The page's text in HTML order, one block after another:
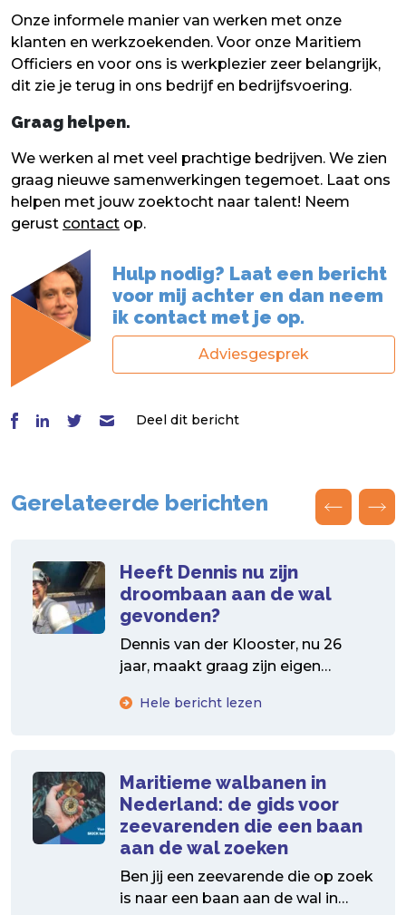
Onze informele manier van werken met onze
klanten en werkzoekenden. Voor onze Maritiem
Officiers en voor ons is werkplezier zeer belangrijk,
dit zie je terug in ons bedrijf en bedrijfsvoering.
Graag helpen.
We werken al met veel prachtige bedrijven. We zien
graag nieuwe samenwerkingen tegemoet. Laat ons
helpen met jouw zoektocht naar talent! Neem
gerust contact op.
Hulp nodig? Laat een bericht
voor mij achter en dan neem
ik contact met je op.
Adviesgesprek
Deel dit bericht
Gerelateerde berichten
Heeft Dennis nu zijn
droombaan aan de wal
gevonden?
Dennis van der Klooster, nu 26
jaar, maakt graag zijn eigen
gaat hij dan...
Hele bericht lezen
Maritieme walbanen in
Nederland: de gids voor
zeevarenden die een baan
aan de wal zoeken
Ben jij een zeevarende die op zoek
is naar een baan aan de wal in